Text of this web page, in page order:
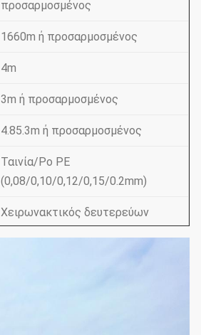
προσαρμοσμένος
1660m ή προσαρμοσμένος
4m
3m ή προσαρμοσμένος
4.85.3m ή προσαρμοσμένος
Ταινία/Po PE
(0,08/0,10/0,12/0,15/0.2mm)
Χειρωνακτικός δευτερεύων